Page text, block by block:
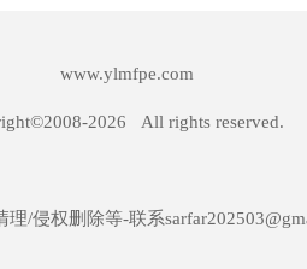
www.ylmfpe.com
2026 All rights reserved.
理/侵权删除等-联系